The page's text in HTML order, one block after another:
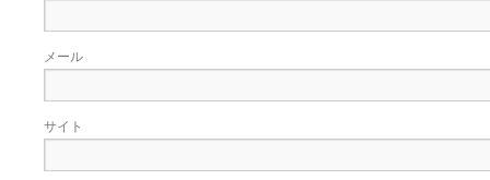
メール
サイト